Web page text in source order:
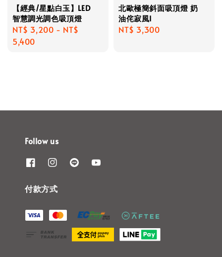
【經典/星點白玉】LED
智慧調光調色吸頂燈
Regular
price
NT$ 3,200 - NT$
5,400
北歐極簡斜面吸頂燈 奶
油侘寂風I
Regular
NT$ 3,300
Follow us
付款方式